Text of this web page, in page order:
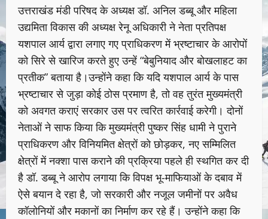
उत्तराखंड मंडी परिषद के अध्यक्ष डॉ. अनिल डब्बू और महिला
उद्यमिता विकास की अध्यक्ष रेनू अधिकारी ने नेता प्रतिपक्ष
यशपाल आर्य द्वारा लगाए गए प्राधिकरण में भ्रष्टाचार के आरोपों
को सिरे से खारिज करते हुए उन्हें “बेबुनियाद और बोखलाहट का
प्रतीक” बताया है।उन्होंने कहा कि यदि यशपाल आर्य के पास
भ्रष्टाचार से जुड़ा कोई ठोस प्रमाण है, तो वह तुरंत मुख्यमंत्री
को अवगत कराएं सरकार उस पर त्वरित कार्रवाई करेगी। दोनों
नेताओं ने साफ किया कि मुख्यमंत्री पुष्कर सिंह धामी ने पुराने
प्राधिकरण और विनियमित क्षेत्रों को छोड़कर, नए सम्मिलित
क्षेत्रों में नक्शा पास कराने की प्रक्रिया पहले ही स्थगित कर दी
है डॉ. डब्बू ने आरोप लगाया कि विपक्ष भू-माफियाओं के दबाव में
ऐसे बयान दे रहा है, जो सरकारी और नजूल जमीनों पर अवैध
कॉलोनियों और मकानों का निर्माण कर रहे हैं। उन्होंने कहा कि